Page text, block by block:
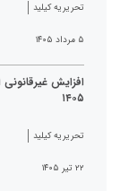
تحریریه کیلید
۵ مرداد ۱۴۰۵
افزایش
۱۴۰۵
تحریریه کیلید
۲۲ تیر ۱۴۰۵